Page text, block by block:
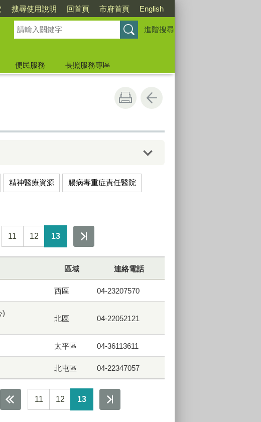
搜尋使用說明 回首頁 市府首頁 English
進階搜尋
便民服務
長照服務專區
精神醫療資源 腸病毒重症責任醫院
11 12 13
區域 連絡電話
西區 04-23207570
)
北區 04-22052121
太平區 04-36113611
北屯區 04-22347057
11 12 13